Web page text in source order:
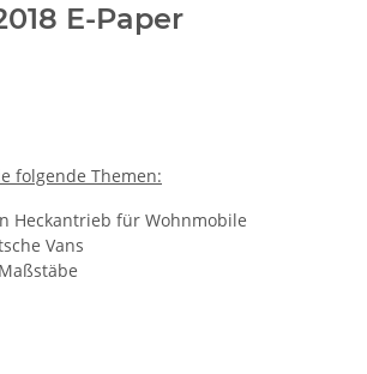
E-Paper
folgende Themen:
Heckantrieb für Wohnmobile
Vans